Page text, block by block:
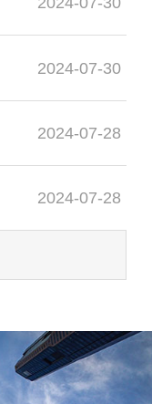
2024-07-30
2024-07-28
2024-07-28